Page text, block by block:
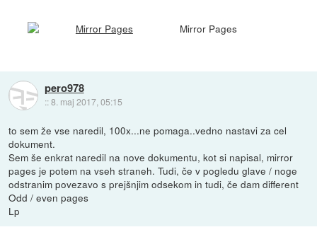
Mirror Pages
pero978
::8. maj 2017, 05:15
to sem že vse naredil, 100x...ne pomaga..vedno nastavi za cel
dokument.
Sem še enkrat naredil na nove dokumentu, kot si napisal, mirror
pages je potem na vseh straneh. Tudi, če v pogledu glave / noge
odstranim povezavo s prejšnjim odsekom in tudi, če dam different
Odd / even pages
Lp